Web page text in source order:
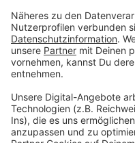
das viel schwieriger für
ob sie sein Produkt
schaffen sich aber
Biobauer um die Ecke
und finanzielle
Anzeige